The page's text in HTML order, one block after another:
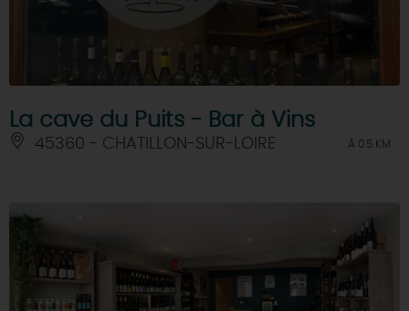
La cave du Puits - Bar à Vins
45360 - CHATILLON-SUR-LOIRE À 0.5 KM